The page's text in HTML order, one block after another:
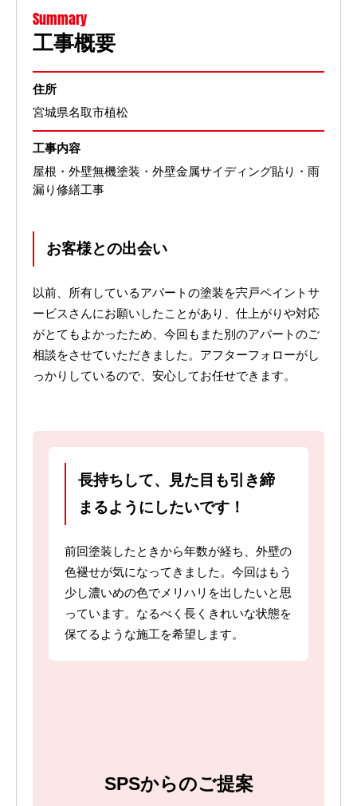
Summary
工事概要
住所
宮城県名取市植松
工事内容
屋根・外壁無機塗装・外壁金属サイディング貼り・雨
漏り修繕工事
お客様との出会い
以前、所有しているアパートの塗装を宍戸ペイントサ
ービスさんにお願いしたことがあり、仕上がりや対応
がとてもよかったため、今回もまた別のアパートのご
相談をさせていただきました。アフターフォローがし
っかりしているので、安心してお任せできます。
長持ちして、見た目も引き締
まるようにしたいです！
前回塗装したときから年数が経ち、外壁の
色褪せが気になってきました。今回はもう
少し濃いめの色でメリハリを出したいと思
っています。なるべく長くきれいな状態を
保てるような施工を希望します。
SPSからのご提案